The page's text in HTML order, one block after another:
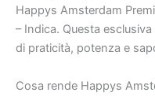
Happys Amsterdam
– Indica. Questa
di praticità, potenza e
Cosa rende Happys